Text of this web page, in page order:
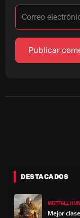
DESTACADOS
MISTFALL
Mejor